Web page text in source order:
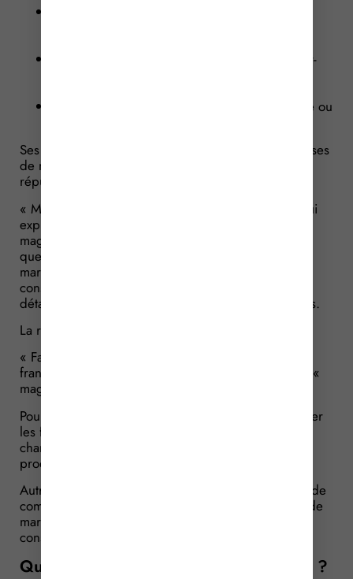
elle est indispensable à la protection du savoir-
sa durée n’excède pas un an après l’échéance ou
Ses critères n’étant pas tous respectés dans les clauses
de non-affiliation ici, la société estime qu’elles sont
réputées non-écrites.
« Mauvais argument », selon l’ancien franchiseur qui
explique que ces critères sont applicables aux
magasins de commerce de détail. Or, ici, il est
question d’agences immobilières où aucune
marchandise n’est vendue au consommateur. Par
conséquent, l’activité n’étant pas un commerce de
détail, les règles décrites ici ne sont pas applicables.
La réponse du juge
« Faux ! », tranche le juge en faveur de l’ancienne
franchisée. Certes, la loi ne définit pas la notion de «
magasin de commerce de détail ».
Pour autant, parce qu’elle a pour objectif de protéger
les franchisés en leur permettant, notamment, de
changer plus facilement d’enseigne, il serait contre-
productif d’exclure les services de son application.
Autrement dit, peut être qualifié comme « magasin de
commerce de détail » aussi bien l’activité de vente de
marchandises que celle de services proposés aux
consommateurs.
Question no 2 : la clause est-elle valide ?